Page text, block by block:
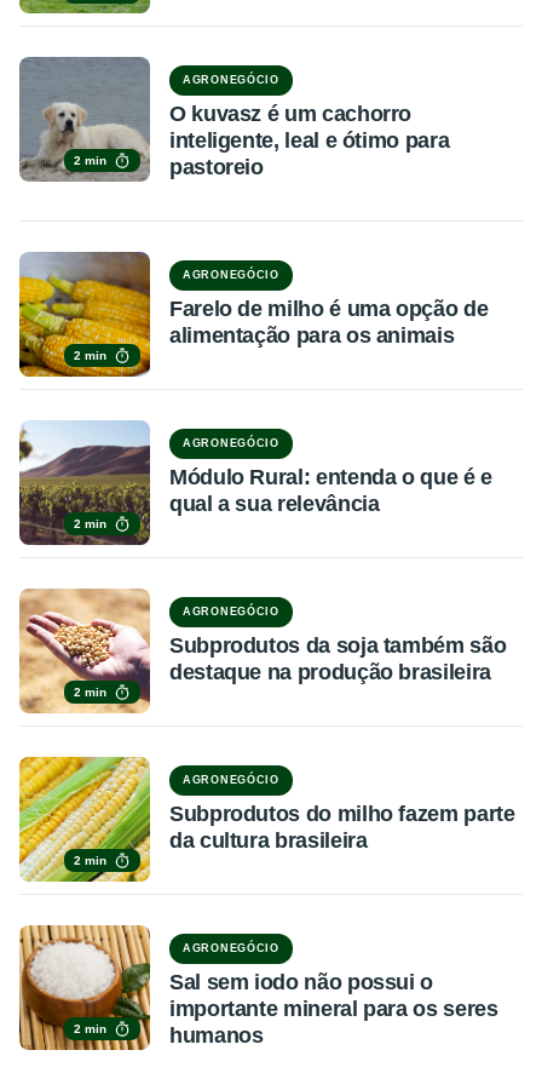
2 min
AGRONEGÓCIO
O kuvasz é um cachorro
inteligente, leal e ótimo para
pastoreio
2 min
AGRONEGÓCIO
Farelo de milho é uma opção de
alimentação para os animais
2 min
AGRONEGÓCIO
Módulo Rural: entenda o que é e
qual a sua relevância
2 min
AGRONEGÓCIO
Subprodutos da soja também são
destaque na produção brasileira
2 min
AGRONEGÓCIO
Subprodutos do milho fazem parte
da cultura brasileira
2 min
AGRONEGÓCIO
Sal sem iodo não possui o
importante mineral para os seres
humanos